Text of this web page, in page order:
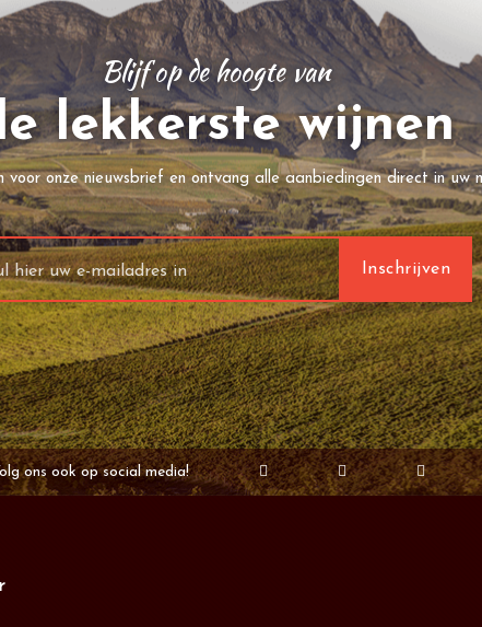
Blijf op de hoogte van
lekkerste wijnen
voor onze nieuwsbrief en ontvang alle aanbiedingen direct in uw
ons ook op social media!